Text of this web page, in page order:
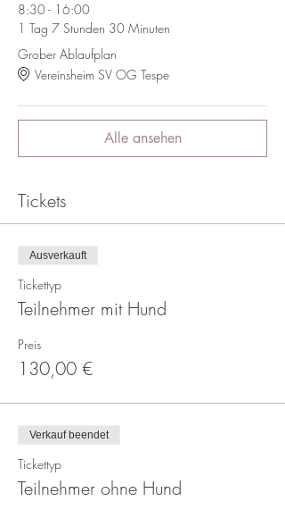
8:30 - 16:00
1 Tag 7 Stunden 30 Minuten
Grober Ablaufplan
Vereinsheim SV OG Tespe
Alle ansehen
Tickets
Ausverkauft
Tickettyp
Teilnehmer mit Hund
Preis
130,00 €
Verkauf beendet
Tickettyp
Teilnehmer ohne Hund